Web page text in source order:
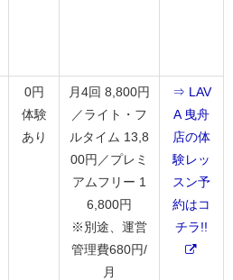
0円
体験
あり
月4回 8,800円
／ライト・フ
ルタイム 13,8
00円／プレミ
アムフリー 1
6,800円
※別途、運営
管理費680円/
月
⇒ LAV
A 曳舟
店の体
験レッ
スン予
約はコ
チラ!!